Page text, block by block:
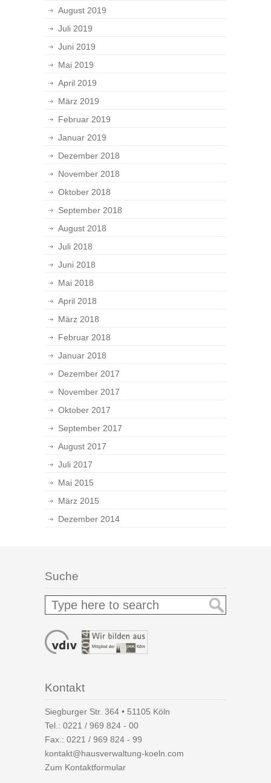
August 2019
Juli 2019
Juni 2019
Mai 2019
April 2019
März 2019
Februar 2019
Januar 2019
Dezember 2018
November 2018
Oktober 2018
September 2018
August 2018
Juli 2018
Juni 2018
Mai 2018
April 2018
März 2018
Februar 2018
Januar 2018
Dezember 2017
November 2017
Oktober 2017
September 2017
August 2017
Juli 2017
Mai 2015
März 2015
Dezember 2014
Suche
Kontakt
Siegburger Str. 364 • 51105 Köln
Tel.: 0221 / 969 824 - 00
Fax.: 0221 / 969 824 - 99
kontakt@hausverwaltung-koeln.com
Zum Kontaktformular